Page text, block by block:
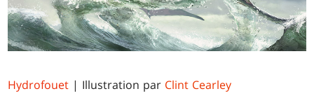
Hydrofouet | Illustration par Clint Cearley